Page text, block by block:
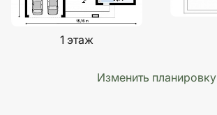
1 этаж
Изменить планировку